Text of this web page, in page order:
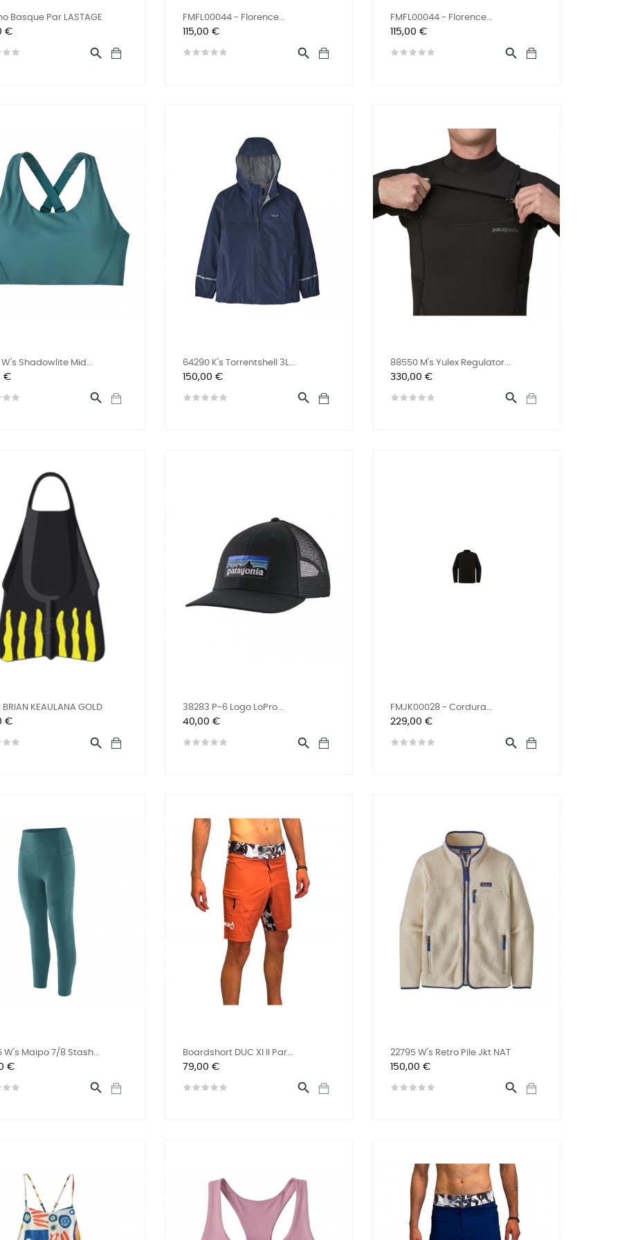
Basque Par LASTAGE
€

FMFL00044 - Florence...
Prix
115,00 €

FMFL00044 - Florence...
Prix
115,00 €

W's Shadowlite Mid...
€

64290 K's Torrentshell 3L...
Prix
150,00 €

88550 M's Yulex Regulator...
Prix
330,00 €

BRIAN KEAULANA GOLD
€

38283 P-6 Logo LoPro...
Prix
40,00 €

FMJK00028 - Cordura...
Prix
229,00 €

W's Maipo 7/8 Stash...
€

Boardshort DUC XI II Par...
Prix
79,00 €

22795 W's Retro Pile Jkt NAT
Prix
150,00 €
